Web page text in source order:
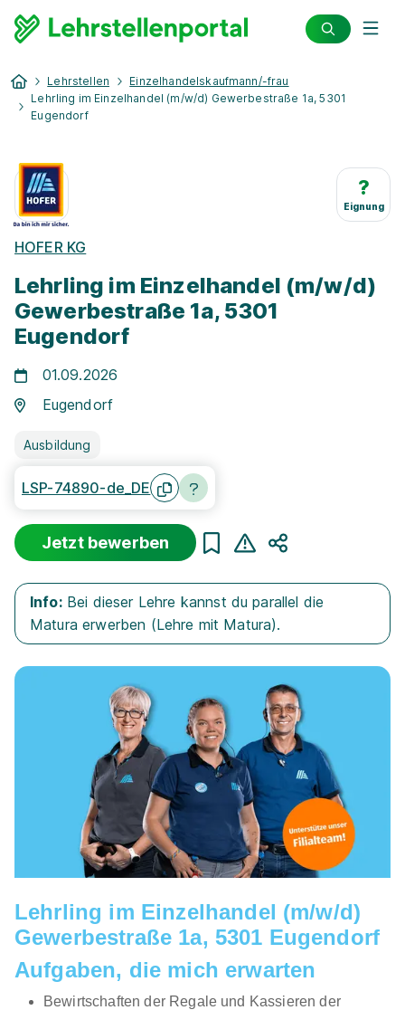
Lehrstellen
Einzelhandelskaufmann/-frau
Lehrling im Einzelhandel (m/w/d) Gewerbestraße 1a, 5301
Eugendorf
?
Eignung
HOFER KG
Lehrling im Einzelhandel (m/w/d)
Gewerbestraße 1a, 5301
Eugendorf
01.09.2026
Eugendorf
Ausbildung
LSP-74890-de_DE
Jetzt bewerben
Info: Bei dieser Lehre kannst du parallel die
Matura erwerben (Lehre mit Matura).
Lehrling im Einzelhandel (m/w/d)
Gewerbestraße 1a, 5301 Eugendorf
Aufgaben, die mich erwarten
Bewirtschaften der Regale und Kassieren der